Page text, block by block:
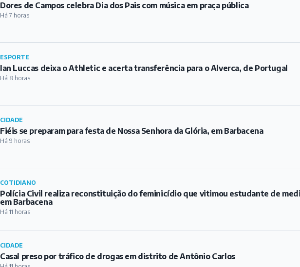
Dores de Campos celebra Dia dos Pais com música em praça pública
Há 7 horas
ESPORTE
Ian Luccas deixa o Athletic e acerta transferência para o Alverca, de Portugal
Há 8 horas
CIDADE
Fiéis se preparam para festa de Nossa Senhora da Glória, em Barbacena
Há 9 horas
COTIDIANO
Polícia Civil realiza reconstituição do feminicídio que vitimou estudante de
em Barbacena
Há 11 horas
CIDADE
Casal preso por tráfico de drogas em distrito de Antônio Carlos